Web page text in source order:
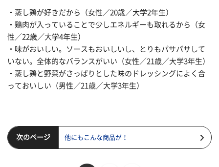
・蒸し鶏が好きだから（女性／20歳／大学2年生）
・鶏肉が入っていることで少しエネルギーも取れるから（女
性／22歳／大学4年生）
・味がおいしい。ソースもおいしいし、とりもパサパサして
いない。全体的なバランスがいい（女性／21歳／大学3年生）
・蒸し鶏と野菜がさっぱりとした味のドレッシングによく合
っておいしい（男性／21歳／大学3年生）
次のページ 他にもこんな商品が！